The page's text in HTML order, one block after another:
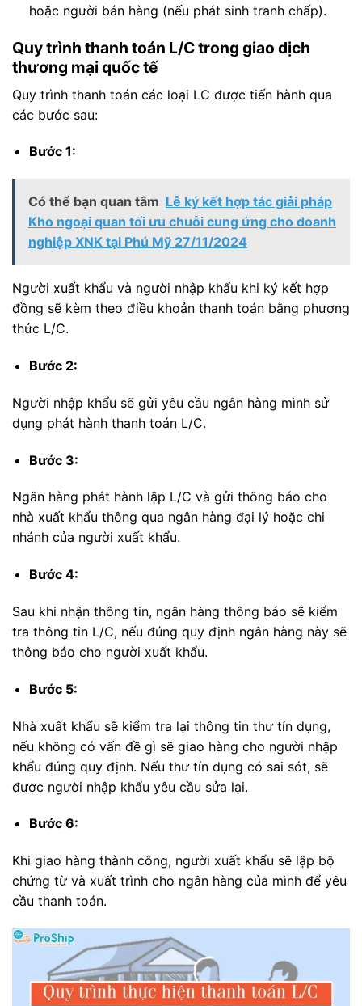
hoặc người bán hàng (nếu phát sinh tranh chấp).
Quy trình thanh toán L/C trong giao dịch
thương mại quốc tế
Quy trình thanh toán các loại LC được tiến hành qua
các bước sau:
Bước 1:
Có thể bạn quan tâm Lễ ký kết hợp tác giải pháp
Kho ngoại quan tối ưu chuỗi cung ứng cho doanh
nghiệp XNK tại Phú Mỹ 27/11/2024
Người xuất khẩu và người nhập khẩu khi ký kết hợp
đồng sẽ kèm theo điều khoản thanh toán bằng phương
thức L/C.
Bước 2:
Người nhập khẩu sẽ gửi yêu cầu ngân hàng mình sử
dụng phát hành thanh toán L/C.
Bước 3:
Ngân hàng phát hành lập L/C và gửi thông báo cho
nhà xuất khẩu thông qua ngân hàng đại lý hoặc chi
nhánh của người xuất khẩu.
Bước 4:
Sau khi nhận thông tin, ngân hàng thông báo sẽ kiểm
tra thông tin L/C, nếu đúng quy định ngân hàng này sẽ
thông báo cho người xuất khẩu.
Bước 5:
Nhà xuất khẩu sẽ kiểm tra lại thông tin thư tín dụng,
nếu không có vấn đề gì sẽ giao hàng cho người nhập
khẩu đúng quy định. Nếu thư tín dụng có sai sót, sẽ
được người nhập khẩu yêu cầu sửa lại.
Bước 6:
Khi giao hàng thành công, người xuất khẩu sẽ lập bộ
chứng từ và xuất trình cho ngân hàng của mình để yêu
cầu thanh toán.